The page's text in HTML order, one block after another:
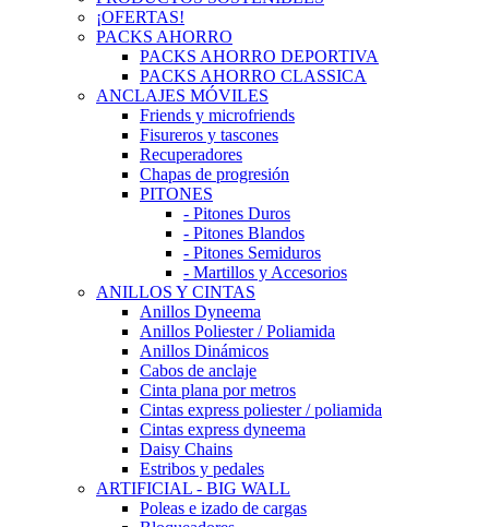
¡OFERTAS!
PACKS AHORRO
PACKS AHORRO DEPORTIVA
PACKS AHORRO CLASSICA
ANCLAJES MÓVILES
Friends y microfriends
Fisureros y tascones
Recuperadores
Chapas de progresión
PITONES
- Pitones Duros
- Pitones Blandos
- Pitones Semiduros
- Martillos y Accesorios
ANILLOS Y CINTAS
Anillos Dyneema
Anillos Poliester / Poliamida
Anillos Dinámicos
Cabos de anclaje
Cinta plana por metros
Cintas express poliester / poliamida
Cintas express dyneema
Daisy Chains
Estribos y pedales
ARTIFICIAL - BIG WALL
Poleas e izado de cargas